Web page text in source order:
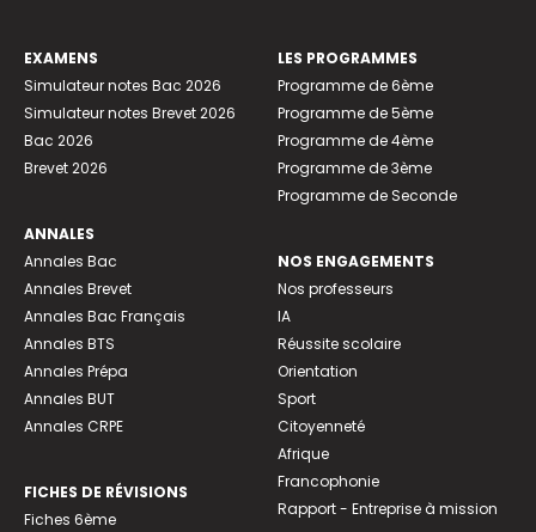
EXAMENS
Simulateur notes Bac 2026
Simulateur notes Brevet 2026
Bac 2026
Brevet 2026
ANNALES
Annales Bac
Annales Brevet
Annales Bac Français
Annales BTS
Annales Prépa
Annales BUT
Annales CRPE
FICHES DE RÉVISIONS
Fiches 6ème
LES PROGRAMMES
Programme de 6ème
Programme de 5ème
Programme de 4ème
Programme de 3ème
Programme de Seconde
NOS ENGAGEMENTS
Nos professeurs
IA
Réussite scolaire
Orientation
Sport
Citoyenneté
Afrique
Francophonie
Rapport - Entreprise à mission